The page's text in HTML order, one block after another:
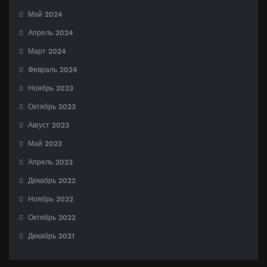
Май 2024
Апрель 2024
Март 2024
Февраль 2024
Ноябрь 2023
Октябрь 2023
Август 2023
Май 2023
Апрель 2023
Декабрь 2022
Ноябрь 2022
Октябрь 2022
Декабрь 2021